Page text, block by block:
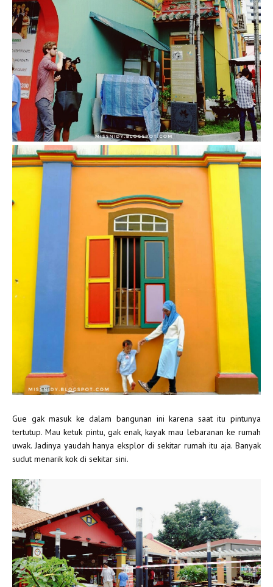
Gue gak masuk ke dalam bangunan ini karena saat itu pintunya
tertutup. Mau ketuk pintu, gak enak, kayak mau lebaranan ke rumah
uwak. Jadinya yaudah hanya eksplor di sekitar rumah itu aja. Banyak
sudut menarik kok di sekitar sini.